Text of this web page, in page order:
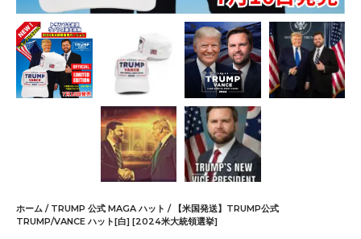
ホーム / TRUMP 公式 MAGA ハット / 【米国発送】TRUMP公式
TRUMP/VANCE ハット[白] [2024米大統領選挙]